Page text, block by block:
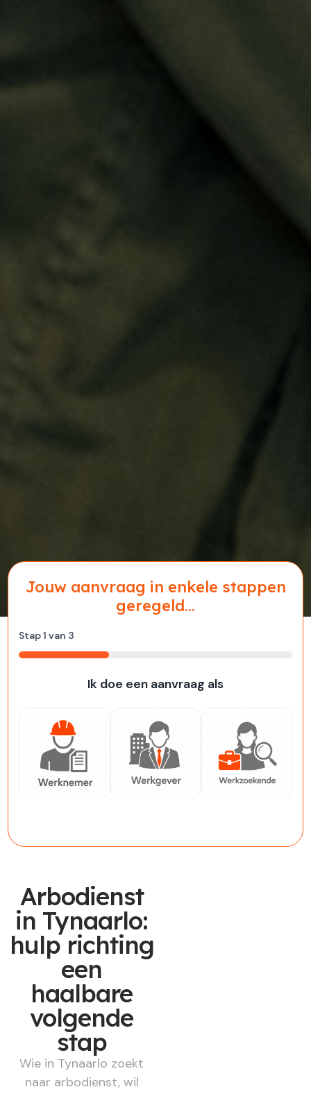
Jouw aanvraag in enkele stappen
geregeld...
Stap1 van 3
33%
Ik doe een aanvraag als
Arbodienst
in Tynaarlo:
hulp richting
een
haalbare
volgende
stap
Wie in Tynaarlo zoekt
naar arbodienst, wil